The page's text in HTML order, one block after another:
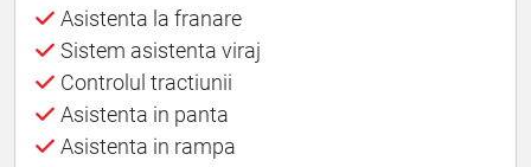
Asistenta la franare
Sistem asistenta viraj
Controlul tractiunii
Asistenta in panta
Asistenta in rampa